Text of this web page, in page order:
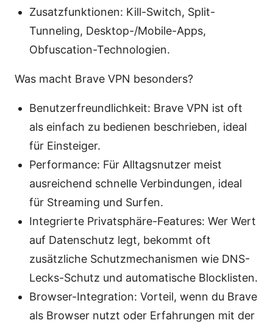
Zusatzfunktionen: Kill-Switch, Split-
Tunneling, Desktop-/Mobile-Apps,
Obfuscation-Technologien.
Was macht Brave VPN besonders?
Benutzerfreundlichkeit: Brave VPN ist oft
als einfach zu bedienen beschrieben, ideal
für Einsteiger.
Performance: Für Alltagsnutzer meist
ausreichend schnelle Verbindungen, ideal
für Streaming und Surfen.
Integrierte Privatsphäre-Features: Wer Wert
auf Datenschutz legt, bekommt oft
zusätzliche Schutzmechanismen wie DNS-
Lecks-Schutz und automatische Blocklisten.
Browser-Integration: Vorteil, wenn du Brave
als Browser nutzt oder Erfahrungen mit der